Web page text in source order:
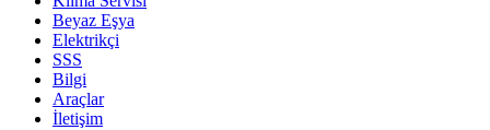
Beyaz Eşya
Elektrikçi
SSS
Bilgi
Araçlar
İletişim